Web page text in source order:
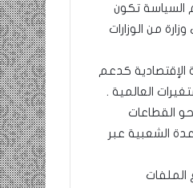
السياسة تكون
من الوزارات
كدعم
العالمية .
القطاعات
الشعبية عبر